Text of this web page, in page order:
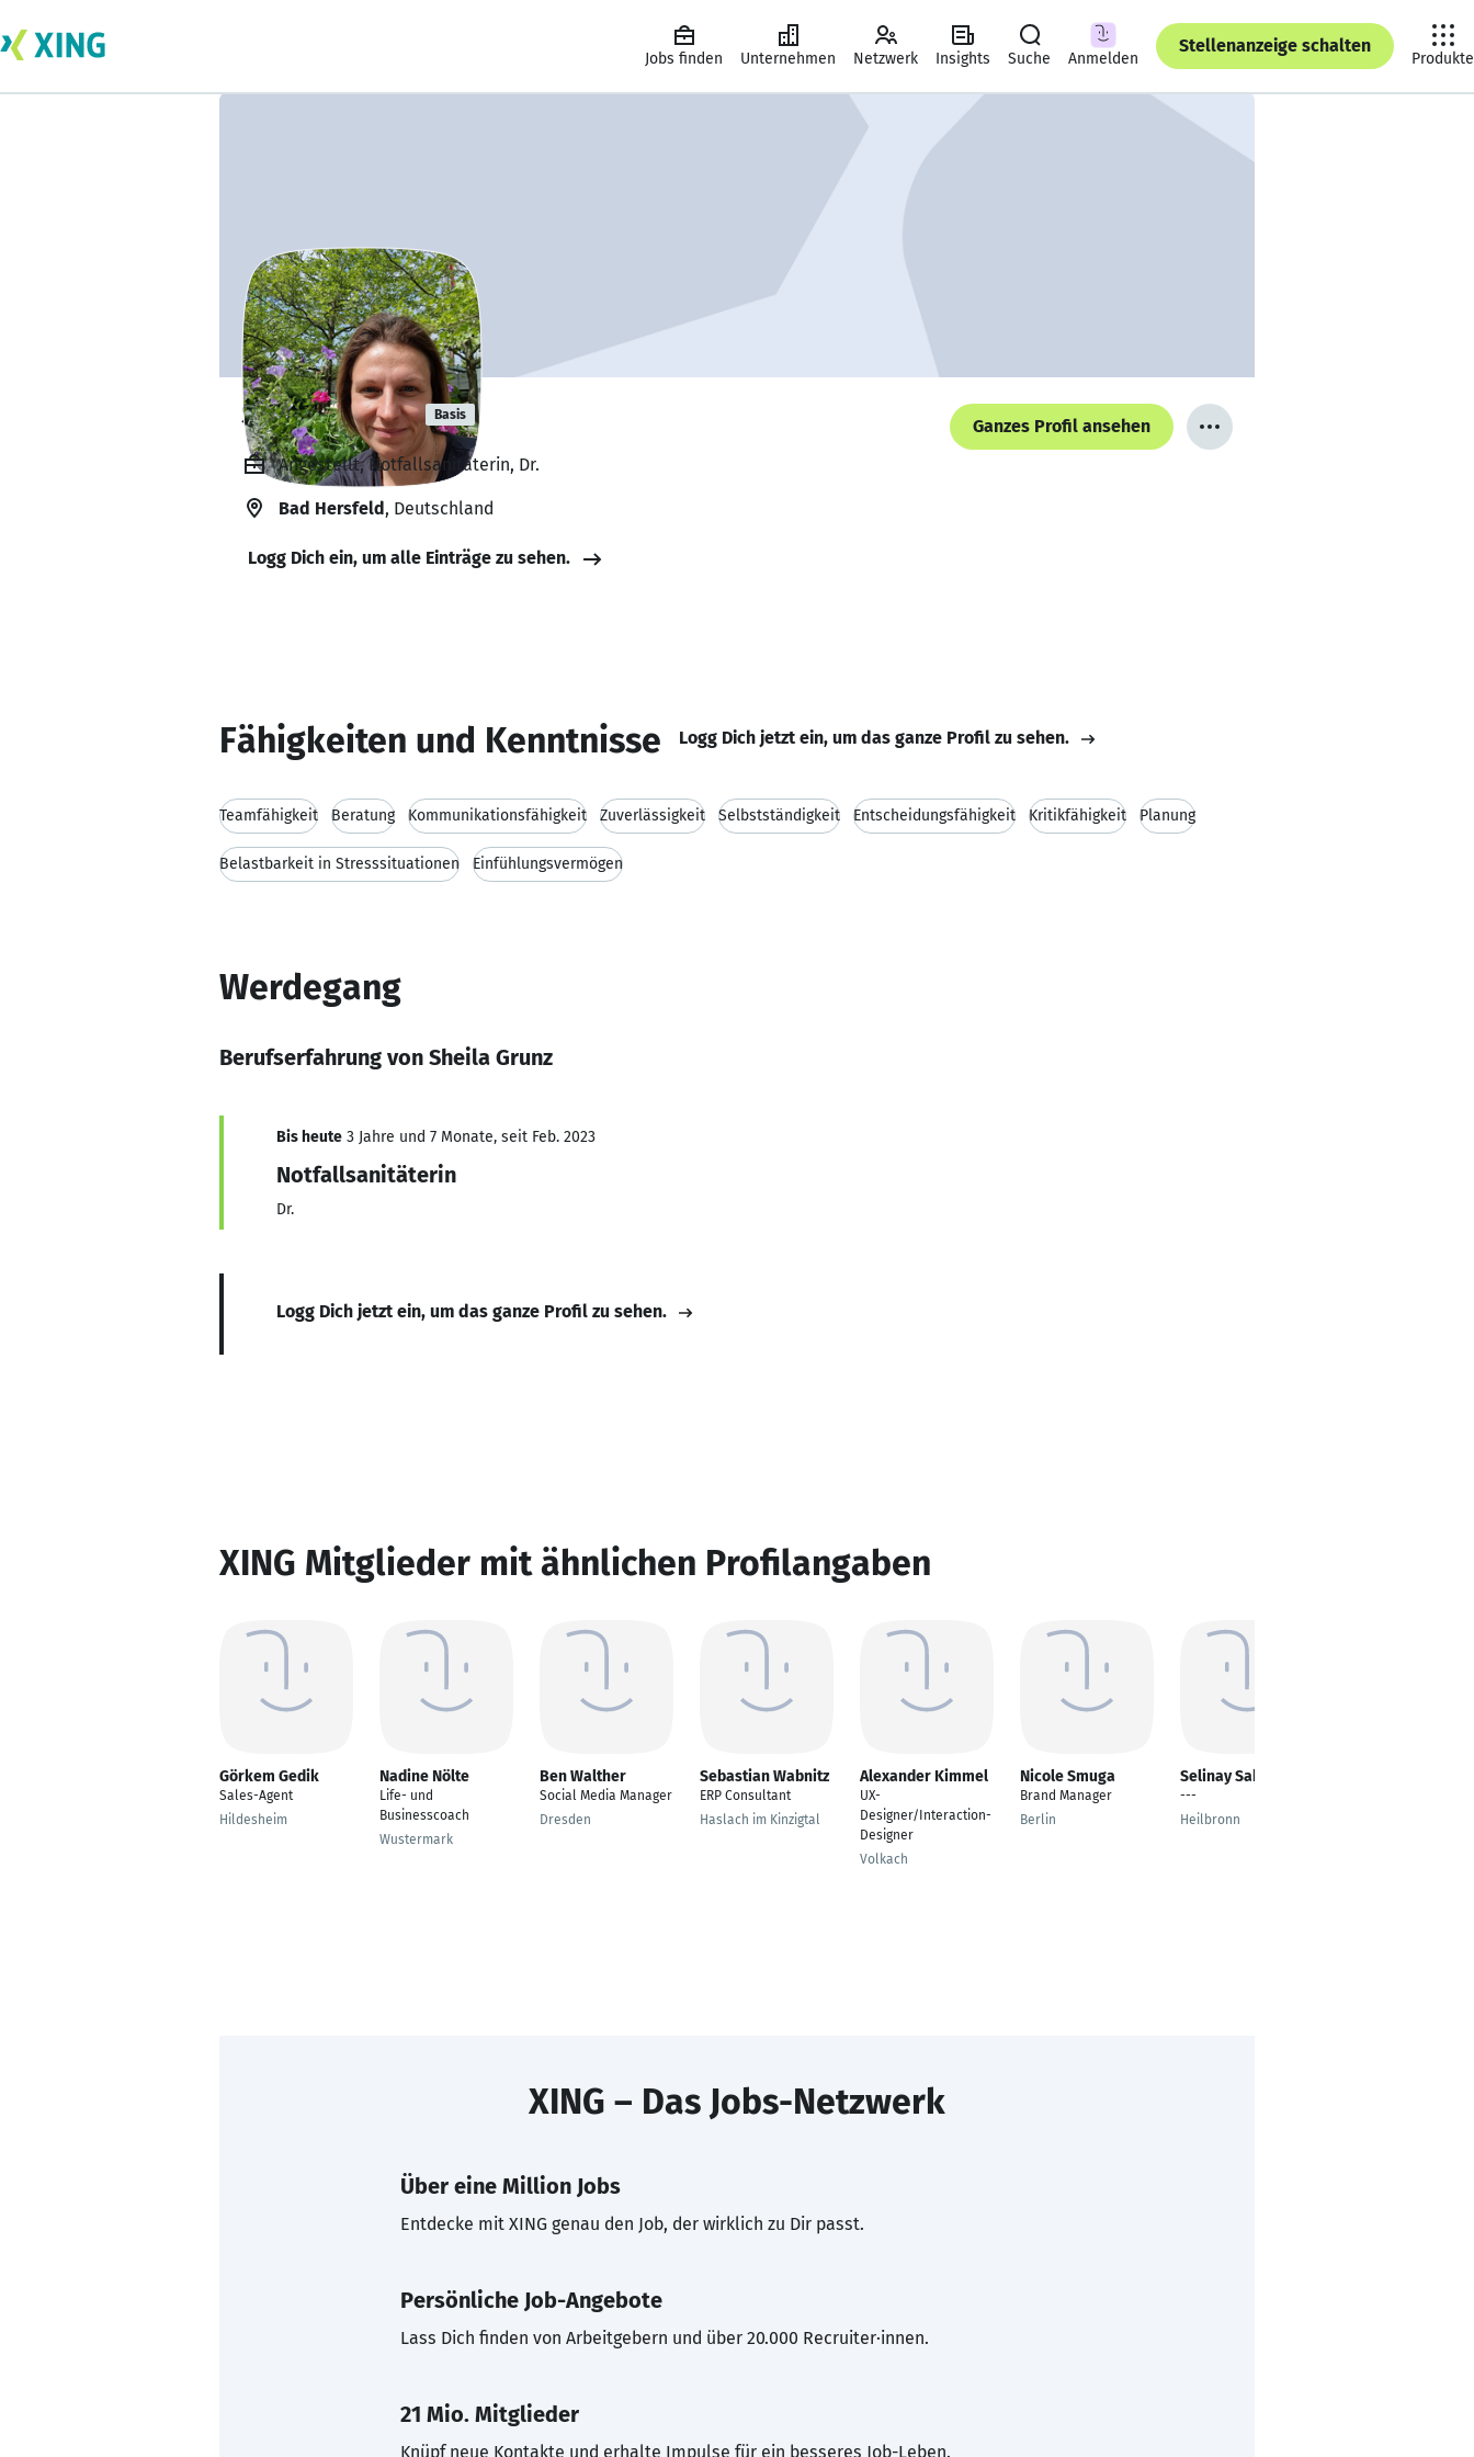
Jobs finden Unternehmen Netzwerk Insights Suche Anmelden
Stellenanzeige schalten
Produkte
Sheila Grunz Basis
Ganzes Profil ansehen
Angestellt, Notfallsanitäterin, Dr.
Bad Hersfeld, Deutschland
Logg Dich ein, um alle Einträge zu sehen.
Fähigkeiten und Kenntnisse Logg Dich jetzt ein, um das ganze Profil zu sehen.
Teamfähigkeit Beratung Kommunikationsfähigkeit Zuverlässigkeit Selbstständigkeit Entscheidungsfähigkeit Kritikfähigkeit Planung
Belastbarkeit in Stresssituationen Einfühlungsvermögen
Werdegang
Berufserfahrung von Sheila Grunz
Bis heute 3 Jahre und 7 Monate, seit Feb. 2023
Notfallsanitäterin
Dr.
Logg Dich jetzt ein, um das ganze Profil zu sehen.
XING Mitglieder mit ähnlichen Profilangaben
Görkem Gedik
Sales-Agent
Hildesheim
Nadine Nölte
Life- und
Businesscoach
Wustermark
Ben Walther
Social Media Manager
Dresden
Sebastian Wabnitz
ERP Consultant
Haslach im Kinzigtal
Alexander Kimmel
UX-
Designer/Interaction-
Designer
Volkach
Nicole Smuga
Brand Manager
Berlin
Selinay Sakar
---
Heilbronn
XING – Das Jobs-Netzwerk
Über eine Million Jobs
Entdecke mit XING genau den Job, der wirklich zu Dir passt.
Persönliche Job-Angebote
Lass Dich finden von Arbeitgebern und über 20.000 Recruiter·innen.
21 Mio. Mitglieder
Knüpf neue Kontakte und erhalte Impulse für ein besseres Job-Leben.